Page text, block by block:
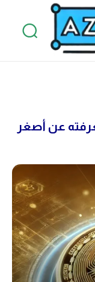
عن أصغر